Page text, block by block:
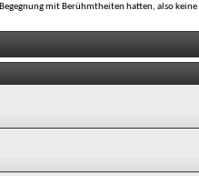
mit Berühmtheiten hatten, also